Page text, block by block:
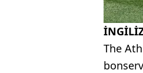
The